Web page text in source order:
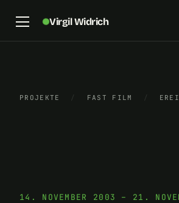
Virgil Widrich
PROJEKTE / FAST FILM /
14. NOVEMBER 2003 – 21.